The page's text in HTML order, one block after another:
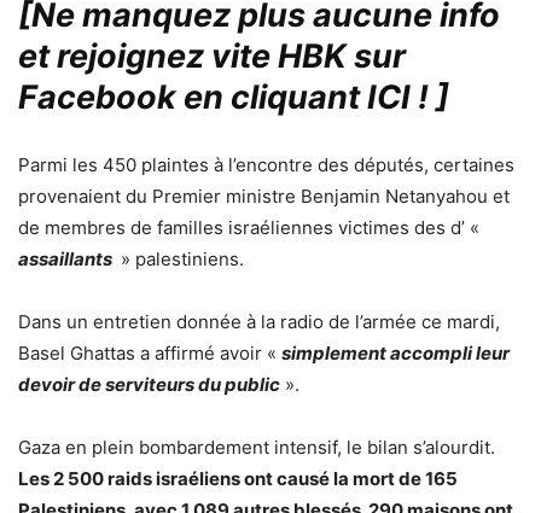
[Ne manquez plus aucune info
et rejoignez vite HBK sur
Facebook en cliquant ICI !]
Parmi les 450 plaintes à l’encontre des députés, certaines
provenaient du Premier ministre Benjamin Netanyahou et
de membres de familles israéliennes victimes des d’ «
assaillants » palestiniens.
Dans un entretien donnée à la radio de l’armée ce mardi,
Basel Ghattas a affirmé avoir « simplement accompli leur
devoir de serviteurs du public ».
Gaza en plein bombardement intensif, le bilan s’alourdit.
Les 2 500 raids israéliens ont causé la mort de 165